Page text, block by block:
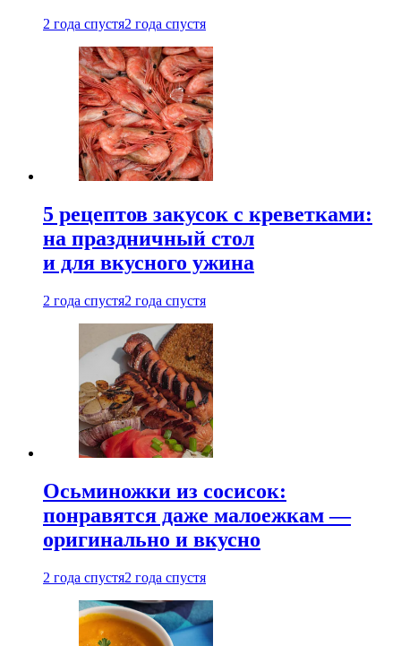
2 года спустя2 года спустя
5 рецептов закусок с креветками:
на праздничный стол
и для вкусного ужина
2 года спустя2 года спустя
Осьминожки из сосисок:
понравятся даже малоежкам —
оригинально и вкусно
2 года спустя2 года спустя